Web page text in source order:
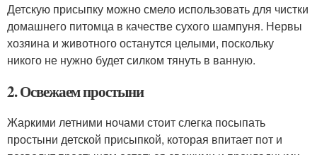
Детскую присыпку можно смело использовать для чистки
домашнего питомца в качестве сухого шампуня. Нервы
хозяина и животного останутся целыми, поскольку
никого не нужно будет силком тянуть в ванную.
2. Освежаем простыни
Жаркими летними ночами стоит слегка посыпать
простыни детской присыпкой, которая впитает пот и